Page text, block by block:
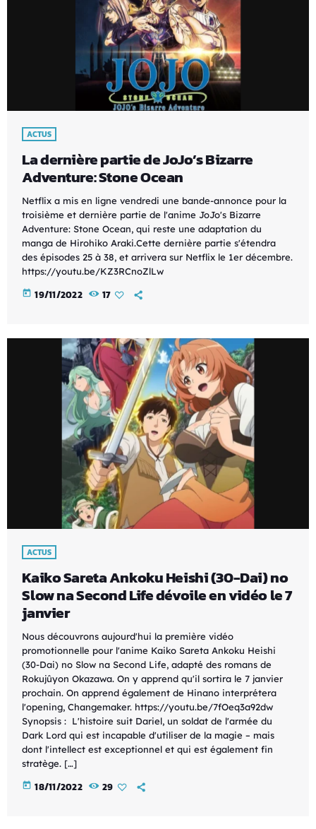
ACTUS
La dernière partie de JoJo’s Bizarre
Adventure: Stone Ocean
Netflix a mis en ligne vendredi une bande-annonce pour la
troisième et dernière partie de l'anime JoJo's Bizarre
Adventure: Stone Ocean, qui reste une adaptation du
manga de Hirohiko Araki.Cette dernière partie s'étendra
des épisodes 25 à 38, et arrivera sur Netflix le 1er décembre.
https://youtu.be/KZ3RCnoZlLw
today 19/11/2022 17
ACTUS
Kaiko Sareta Ankoku Heishi (30-Dai) no
Slow na Second Life dévoile en vidéo le 7
janvier
Nous découvrons aujourd'hui la première vidéo
promotionnelle pour l'anime Kaiko Sareta Ankoku Heishi
(30-Dai) no Slow na Second Life, adapté des romans de
Rokujûyon Okazawa. On y apprend qu'il sortira le 7 janvier
prochain. On apprend également de Hinano interprétera
l'opening, Changemaker. https://youtu.be/7fOeq3a92dw
Synopsis : L'histoire suit Dariel, un soldat de l'armée du
Dark Lord qui est incapable d'utiliser de la magie – mais
dont l'intellect est exceptionnel et qui est également fin
stratège. […]
today 18/11/2022 29